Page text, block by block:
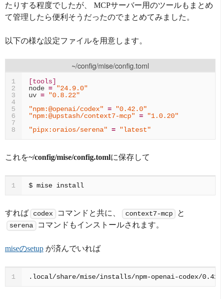
たりする程度でしたが、 MCPサーバー用のツールもまとめ
て管理したら便利そうだったのでまとめてみました。
以下の様な設定ファイルを用意します。
~/config/mise/config.toml
1
2
3
4
5
6
7
8
[tools]
node =
"24.9.0"
uv =
"0.8.22"
"npm:@openai/codex" =
"0.42.0"
"npm:@upstash/context7-mcp" =
"1.0.20"
"pipx:oraios/serena" = "latest"
これを~/config/mise/config.tomlに保存して
1 $ mise
すれば codex コマンドと共に、 context7-mcp と
serena コマンドもインストールされます。
miseのsetup が済んでいれば
1